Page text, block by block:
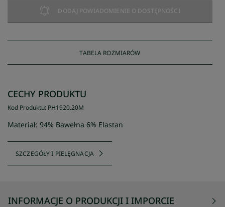
DODAJ POWIADOMIENIE O DOSTĘPNOŚCI
TABELA ROZMIARÓW
CECHY PRODUKTU
Kod Produktu: PH1920.20M
Materiał: 94% Bawełna 6% Elastan
SZCZEGÓŁY I PIELĘGNACJA
INFORMACJE O PRODUKCJI I IMPORCIE